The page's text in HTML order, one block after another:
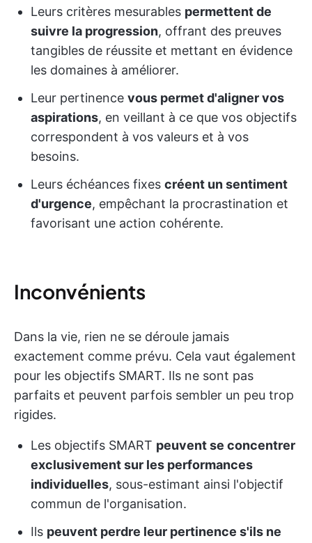
Leurs critères mesurables permettent de
suivre la progression, offrant des preuves
tangibles de réussite et mettant en évidence
les domaines à améliorer.
Leur pertinence vous permet d'aligner vos
aspirations, en veillant à ce que vos objectifs
correspondent à vos valeurs et à vos
besoins.
Leurs échéances fixes créent un sentiment
d'urgence, empêchant la procrastination et
favorisant une action cohérente.
Inconvénients
Dans la vie, rien ne se déroule jamais
exactement comme prévu. Cela vaut également
pour les objectifs SMART. Ils ne sont pas
parfaits et peuvent parfois sembler un peu trop
rigides.
Les objectifs SMART peuvent se concentrer
exclusivement sur les performances
individuelles, sous-estimant ainsi l'objectif
commun de l'organisation.
Ils peuvent perdre leur pertinence s'ils ne